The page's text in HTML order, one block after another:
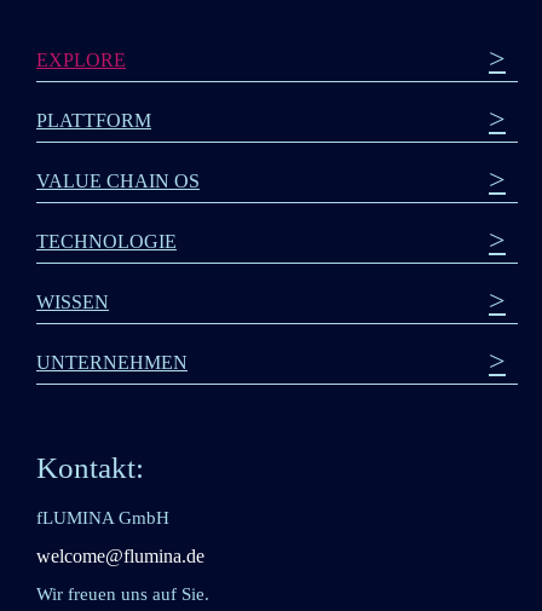
EXPLORE >
PLATTFORM >
VALUE CHAIN OS >
TECHNOLOGIE >
WISSEN >
UNTERNEHMEN >
Kontakt:
fLUMINA GmbH
welcome@flumina.de
Wir freuen uns auf Sie.